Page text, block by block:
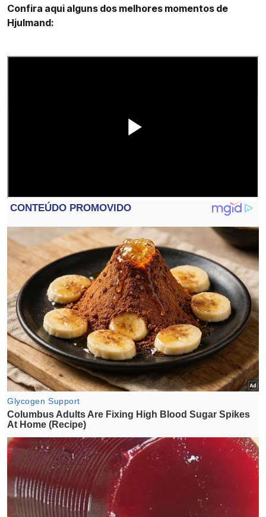
Confira aqui alguns dos melhores momentos de
Hjulmand: